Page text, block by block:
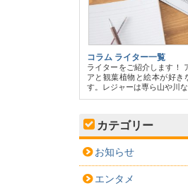
コラム ライター一覧
ライターをご紹介します！
アと観葉植物と絵本が好き
す。レジャーは専ら山や川
カテゴリー
お知らせ
エンタメ